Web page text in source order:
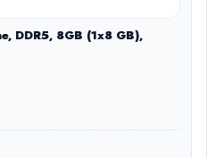
DDR5, 8GB (1x8 GB),